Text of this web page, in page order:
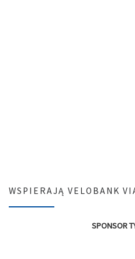
WSPIERAJĄ VELOBANK
SPONSOR